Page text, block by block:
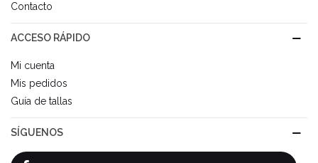
Contacto
ACCESO RÁPIDO
Mi cuenta
Mis pedidos
Guía de tallas
SÍGUENOS